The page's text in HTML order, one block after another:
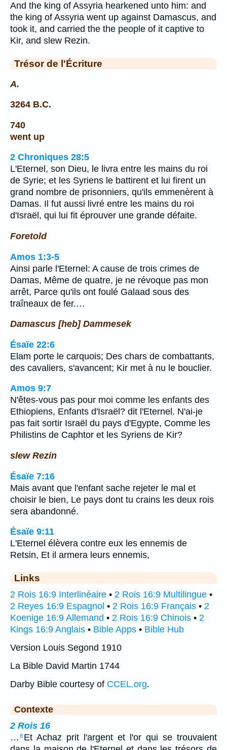
And the king of Assyria hearkened unto him: and
the king of Assyria went up against Damascus, and
took it, and carried the the people of it captive to
Kir, and slew Rezin.
Trésor de l'Écriture
A.
3264 B.C.
740
went up
2 Chroniques 28:5
L'Eternel, son Dieu, le livra entre les mains du roi
de Syrie; et les Syriens le battirent et lui firent un
grand nombre de prisonniers, qu'ils emmenèrent à
Damas. Il fut aussi livré entre les mains du roi
d'Israël, qui lui fit éprouver une grande défaite.
Foretold
Amos 1:3-5
Ainsi parle l'Eternel: A cause de trois crimes de
Damas, Même de quatre, je ne révoque pas mon
arrêt, Parce qu'ils ont foulé Galaad sous des
traîneaux de fer.…
Damascus [heb] Dammesek
Ésaïe 22:6
Elam porte le carquois; Des chars de combattants,
des cavaliers, s'avancent; Kir met à nu le bouclier.
Amos 9:7
N'êtes-vous pas pour moi comme les enfants des
Ethiopiens, Enfants d'Israël? dit l'Eternel. N'ai-je
pas fait sortir Israël du pays d'Egypte, Comme les
Philistins de Caphtor et les Syriens de Kir?
slew Rezin
Ésaïe 7:16
Mais avant que l'enfant sache rejeter le mal et
choisir le bien, Le pays dont tu crains les deux rois
sera abandonné.
Ésaïe 9:11
L'Eternel élèvera contre eux les ennemis de
Retsin, Et il armera leurs ennemis,
Links
2 Rois 16:9 Interlinéaire • 2 Rois 16:9 Multilingue •
2 Reyes 16:9 Espagnol • 2 Rois 16:9 Français • 2
Koenige 16:9 Allemand • 2 Rois 16:9 Chinois • 2
Kings 16:9 Anglais • Bible Apps • Bible Hub
Version Louis Segond 1910
La Bible David Martin 1744
Darby Bible courtesy of CCEL.org.
Contexte
2 Rois 16
… 8 Et Achaz prit l'argent et l'or qui se trouvaient